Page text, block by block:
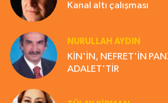
Kanal altı çalışması
NURULLAH AYDIN
KİN'İN, NEFRET'İN
ADALET'TİR